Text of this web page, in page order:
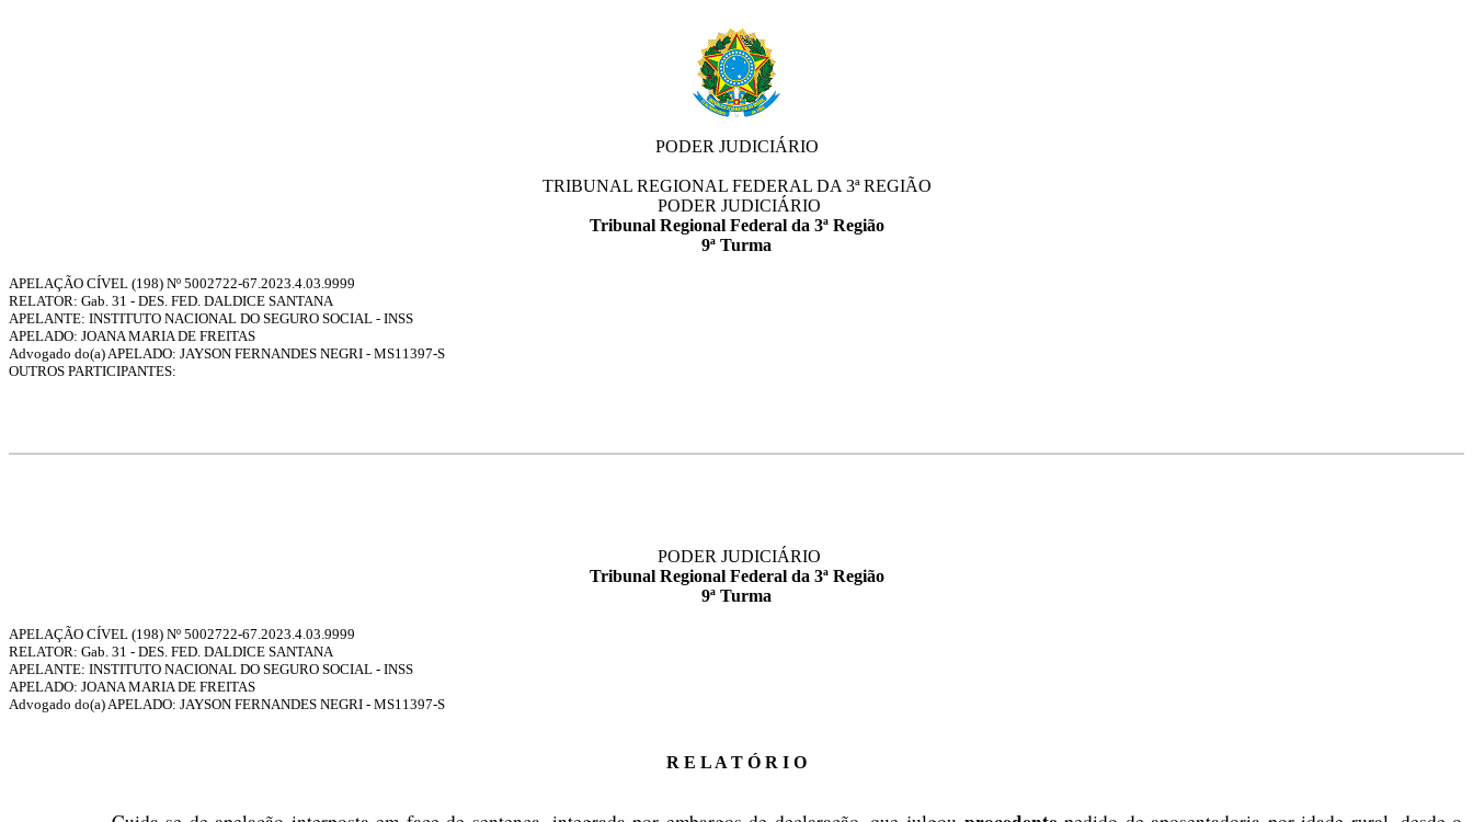
PODER JUDICIÁRIO
TRIBUNAL REGIONAL FEDERAL DA 3ª REGIÃO
PODER JUDICIÁRIO
Tribunal Regional Federal da 3ª Região
9ª Turma
APELAÇÃO CÍVEL (198) Nº 5002722-67.2023.4.03.9999
RELATOR: Gab. 31 - DES. FED. DALDICE SANTANA
APELANTE: INSTITUTO NACIONAL DO SEGURO SOCIAL - INSS
APELADO: JOANA MARIA DE FREITAS
Advogado do(a) APELADO: JAYSON FERNANDES NEGRI - MS11397-S
OUTROS PARTICIPANTES:
PODER JUDICIÁRIO
Tribunal Regional Federal da 3ª Região
9ª Turma
APELAÇÃO CÍVEL (198) Nº 5002722-67.2023.4.03.9999
RELATOR: Gab. 31 - DES. FED. DALDICE SANTANA
APELANTE: INSTITUTO NACIONAL DO SEGURO SOCIAL - INSS
APELADO: JOANA MARIA DE FREITAS
Advogado do(a) APELADO: JAYSON FERNANDES NEGRI - MS11397-S
R E L A T Ó R I O